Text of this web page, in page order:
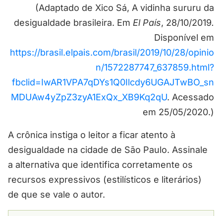
(Adaptado de Xico Sá, A vidinha sururu da
desigualdade brasileira. Em El País, 28/10/2019.
Disponível em
https://brasil.elpais.com/brasil/2019/10/28/opinio
n/1572287747_637859.html?
fbclid=IwAR1VPA7qDYs1Q0Ilcdy6UGAJTwBO_sn
MDUAw4yZpZ3zyA1ExQx_XB9Kq2qU. Acessado
em 25/05/2020.)
A crônica instiga o leitor a ficar atento à
desigualdade na cidade de São Paulo. Assinale
a alternativa que identifica corretamente os
recursos expressivos (estilísticos e literários)
de que se vale o autor.